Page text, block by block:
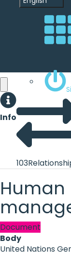
Info
103
Human
Document
Body
United Nations